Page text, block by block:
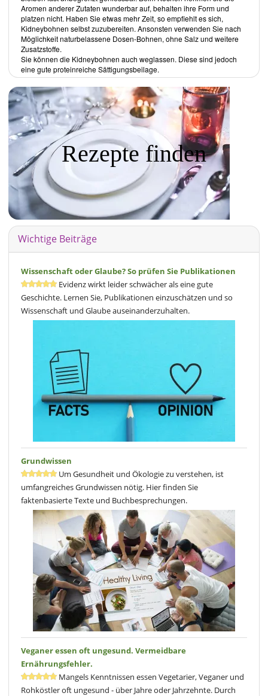
Aromen anderer Zutaten wunderbar auf, behalten ihre Form und
platzen nicht. Haben Sie etwas mehr Zeit, so empfiehlt es sich,
Kidneybohnen selbst zuzubereiten. Ansonsten verwenden Sie nach
Möglichkeit naturbelassene Dosen-Bohnen, ohne Salz und weitere
Zusatzstoffe.
Sie können die Kidneybohnen auch weglassen. Diese sind jedoch
eine gute proteinreiche Sättigungsbeilage.
Rezepte finden
Wichtige Beiträge
Wissenschaft oder Glaube? So prüfen Sie Publikationen
Evidenz wirkt leider schwächer als eine gute
Geschichte. Lernen Sie, Publikationen einzuschätzen und so
Wissenschaft und Glaube auseinanderzuhalten.
Grundwissen
Um Gesundheit und Ökologie zu verstehen, ist
umfangreiches Grundwissen nötig. Hier finden Sie
faktenbasierte Texte und Buchbesprechungen.
Veganer essen oft ungesund. Vermeidbare
Ernährungsfehler.
Mangels Kenntnissen essen Vegetarier, Veganer und
Rohköstler oft ungesund - über Jahre oder Jahrzehnte. Durch